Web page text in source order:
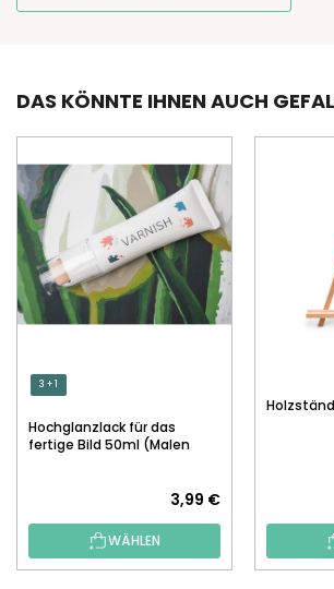
DAS KÖNNTE IHNEN AUCH
3 + 1
Hochglanzlack für das
fertige Bild 50ml (Malen
3,99 €
WÄHLEN